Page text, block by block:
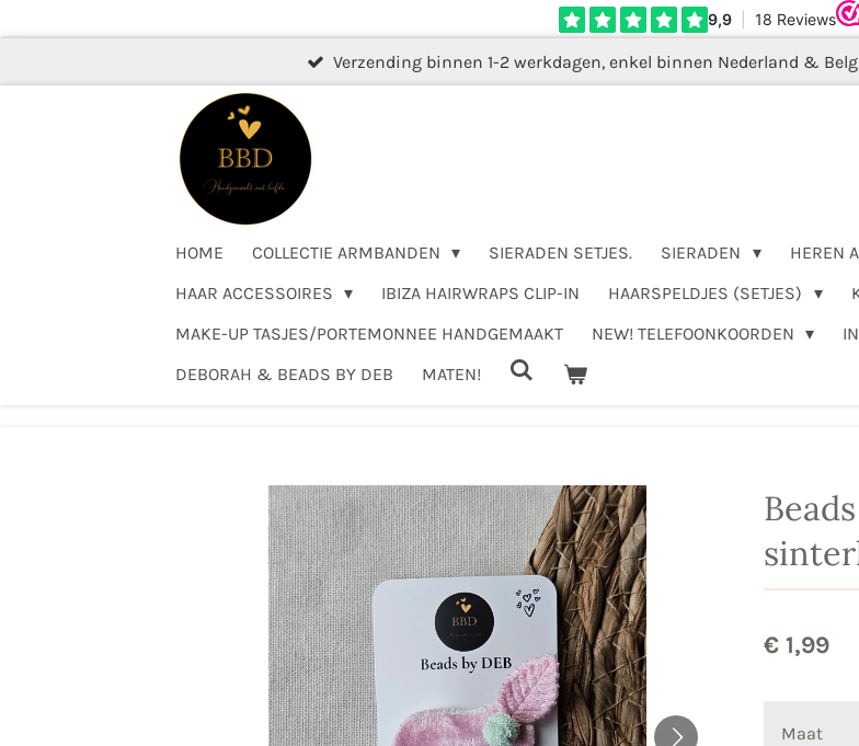
naar
Verzending binnen 1-2 werkdagen, enkel binnen Nederland &
HOME COLLECTIE ARMBANDEN SIERADEN SETJES. SIERADEN HEREN
HAAR ACCESSOIRES
IBIZA HAIRWRAPS CLIP-IN HAARSPELDJES (SETJES)
MAKE-UP TASJES/PORTEMONNEE HANDGEMAAKT
NEW! TELEFOONKOORDEN
DEBORAH & BEADS BY DEB
MATEN!
€ 1,99
Maat